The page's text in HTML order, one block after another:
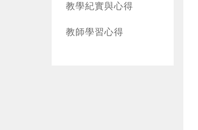
教學紀實與心得
教師學習心得